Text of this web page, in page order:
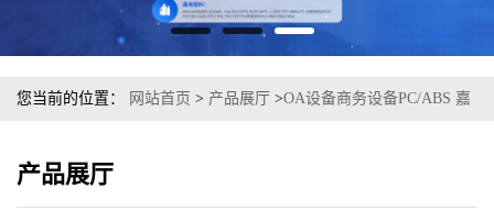
您当前的位置： 网站首页 > 产品展厅 >OA设备商务设备PC/ABS 嘉
产品展厅